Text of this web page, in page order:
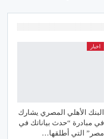
اخبار
البنك الأهلي المصري يشارك
في مبادرة “حدث بياناتك في
مصر” التي أطلقها…